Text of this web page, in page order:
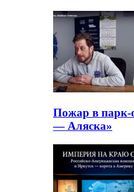
Пожар в парк-
— Аляска»